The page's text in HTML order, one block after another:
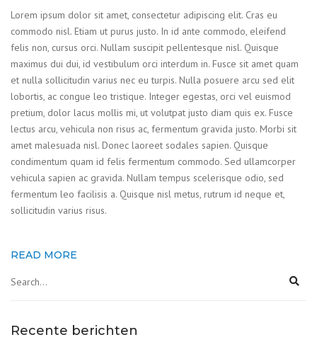
Lorem ipsum dolor sit amet, consectetur adipiscing elit. Cras eu
commodo nisl. Etiam ut purus justo. In id ante commodo, eleifend
felis non, cursus orci. Nullam suscipit pellentesque nisl. Quisque
maximus dui dui, id vestibulum orci interdum in. Fusce sit amet quam
et nulla sollicitudin varius nec eu turpis. Nulla posuere arcu sed elit
lobortis, ac congue leo tristique. Integer egestas, orci vel euismod
pretium, dolor lacus mollis mi, ut volutpat justo diam quis ex. Fusce
lectus arcu, vehicula non risus ac, fermentum gravida justo. Morbi sit
amet malesuada nisl. Donec laoreet sodales sapien. Quisque
condimentum quam id felis fermentum commodo. Sed ullamcorper
vehicula sapien ac gravida. Nullam tempus scelerisque odio, sed
fermentum leo facilisis a. Quisque nisl metus, rutrum id neque et,
sollicitudin varius risus.
READ MORE
Recente berichten